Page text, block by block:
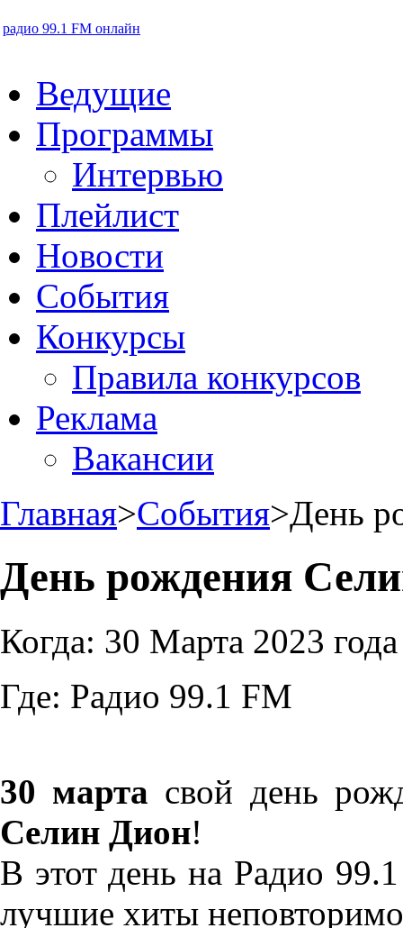
радио 99.1 FM онлайн
Ведущие
Программы
Интервью
Плейлист
Новости
События
Конкурсы
Правила конкурсов
Реклама
Вакансии
Главная>События>День
День рождения
Когда: 30 Марта 2023 года
Где: Радио 99.1 FM
30 марта свой день
Селин Дион!
В этот день на Радио
лучшие хиты